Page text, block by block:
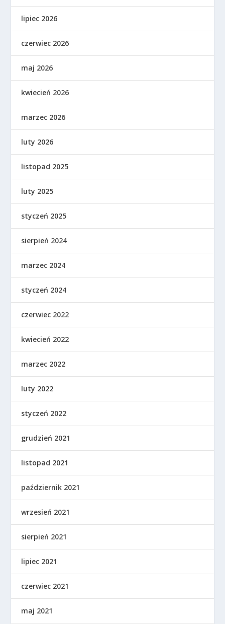
lipiec 2026
czerwiec 2026
maj 2026
kwiecień 2026
marzec 2026
luty 2026
listopad 2025
luty 2025
styczeń 2025
sierpień 2024
marzec 2024
styczeń 2024
czerwiec 2022
kwiecień 2022
marzec 2022
luty 2022
styczeń 2022
grudzień 2021
listopad 2021
październik 2021
wrzesień 2021
sierpień 2021
lipiec 2021
czerwiec 2021
maj 2021